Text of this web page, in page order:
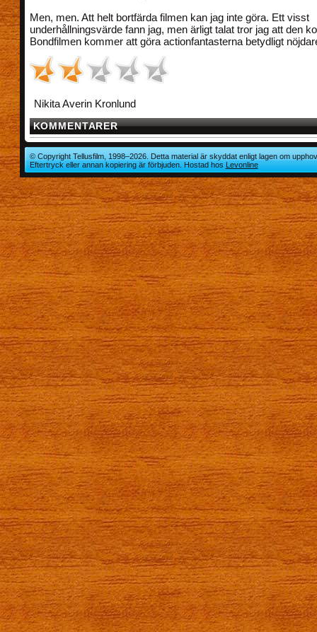
Men, men. Att helt bortfärda filmen kan jag inte göra. Ett visst
underhållningsvärde fann jag, men ärligt talat tror jag att den
Bondfilmen kommer att göra actionfantasterna betydligt
Nikita Averin Kronlund
KOMMENTARER
© Copyright Tellusfilm, 1998–2026. Detta material är skyddat enligt lagen om
Eftertryck eller annan kopiering är förbjuden. Hostad hosLevonline